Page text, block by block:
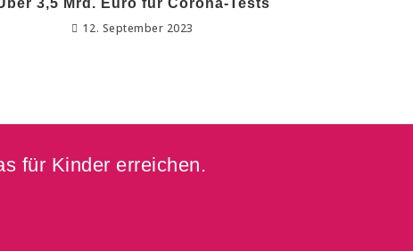
3,5 Mrd. Euro für Corona-Tests
12. September 2023
für Kinder erreichen.